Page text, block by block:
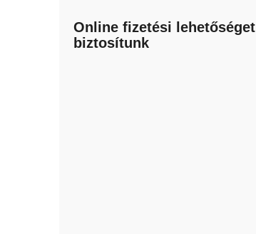
Online fizetési lehetőséget
biztosítunk